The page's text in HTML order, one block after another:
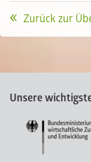
Zurück zur
Unsere